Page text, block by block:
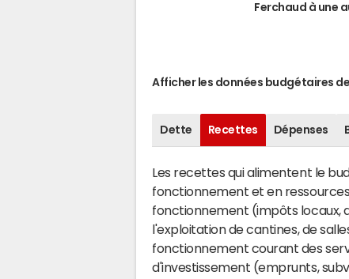
Ferchaud à une
Afficher les données budgétaires
Dette Recettes Dépenses
Les recettes qui alimentent le
fonctionnement et en
fonctionnement (impôts locaux,
l'exploitation de cantines, de
fonctionnement courant des
d'investissement (emprunts,